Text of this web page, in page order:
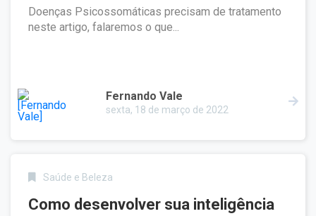
Doenças Psicossomáticas precisam de tratamento
neste artigo, falaremos o que...
Fernando Vale
sexta, 18 de março de 2022
Saúde e Beleza
Como desenvolver sua inteligência